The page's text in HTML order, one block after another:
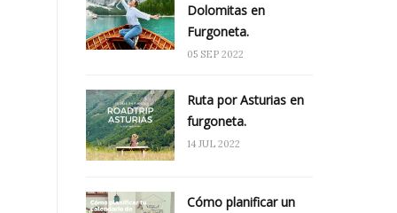
Dolomitas en
Furgoneta.
05 SEP 2022
Ruta por Asturias en
furgoneta.
14 JUL 2022
Cómo planificar un